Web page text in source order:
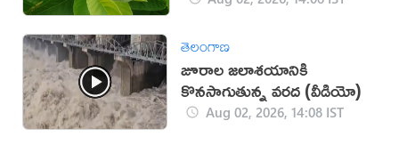
తెలంగాణ
జూరాల జలాశయానికి
కొనసాగుతున్న వరద (వీడియో)
Aug 02, 2026, 14:08 IST